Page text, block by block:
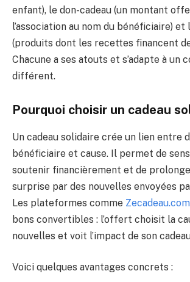
enfant), le don-cadeau (un montant
l’association au nom du bénéficiaire) et
(produits dont les recettes financent
Chacune a ses atouts et s’adapte à un
différent.
Pourquoi choisir un cadeau
Un cadeau solidaire crée un lien entre
bénéficiaire et cause. Il permet de
soutenir financièrement et de
surprise par des nouvelles envoyées
Les plateformes comme Zecadeau.com
bons convertibles : l’offert choisit la
nouvelles et voit l’impact de son
Voici quelques avantages concrets :